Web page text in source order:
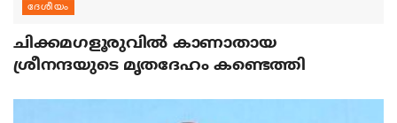
ദേശീയം
ചിക്കമഗളൂരുവില്‍ കാണാതായ
ശ്രീനന്ദയുടെ മൃതദേഹം കണ്ടെത്തി